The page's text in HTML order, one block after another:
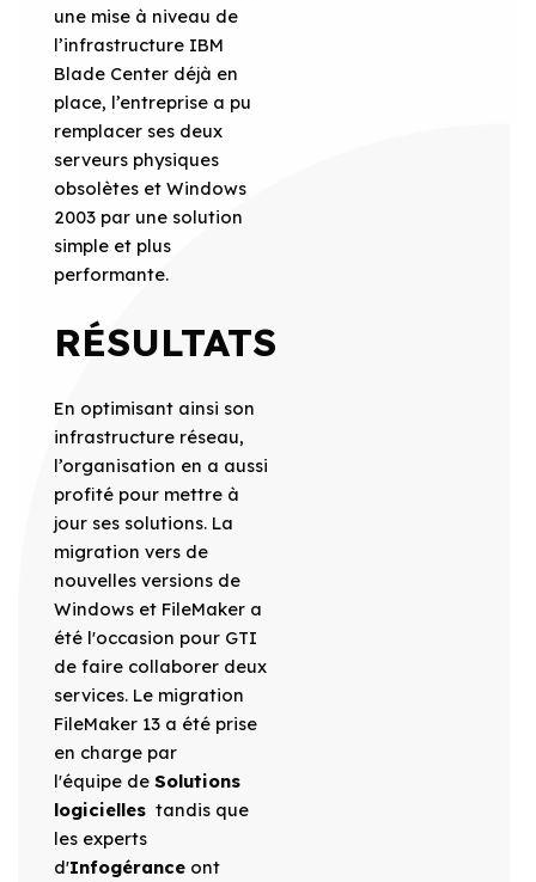
une mise à niveau de
l’infrastructure IBM
Blade Center déjà en
place, l’entreprise a pu
remplacer ses deux
serveurs physiques
obsolètes et Windows
2003 par une solution
simple et plus
performante.
RÉSULTATS
En optimisant ainsi son
infrastructure réseau,
l’organisation en a aussi
profité pour mettre à
jour ses solutions. La
migration vers de
nouvelles versions de
Windows et FileMaker a
été l'occasion pour GTI
de faire collaborer deux
services. Le migration
FileMaker 13 a été prise
en charge par
l'équipe de Solutions
logiciellestandis que
les experts
d'Infogéranceont